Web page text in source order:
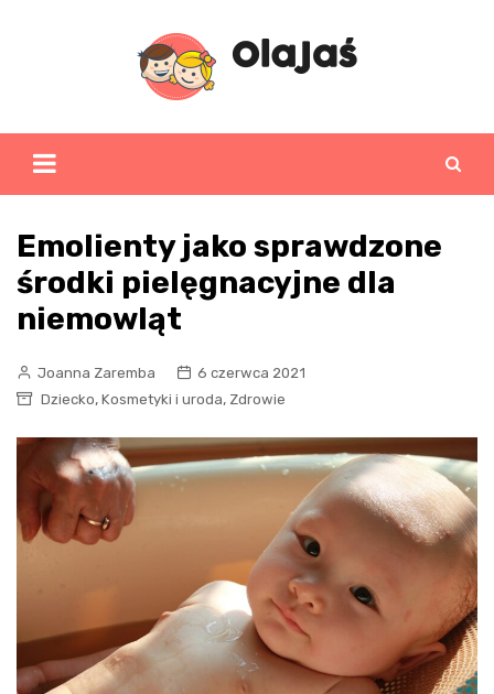
Emolienty jako sprawdzone
środki pielęgnacyjne dla
niemowląt
Joanna Zaremba
6 czerwca 2021
Dziecko, Kosmetyki i uroda, Zdrowie